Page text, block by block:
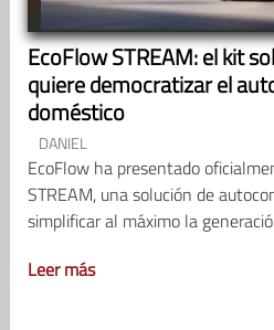
EcoFlow STREAM: el kit
quiere democratizar el
doméstico
DANIEL
EcoFlow ha presentado
STREAM, una solución de
simplificar al máximo la
Leer más